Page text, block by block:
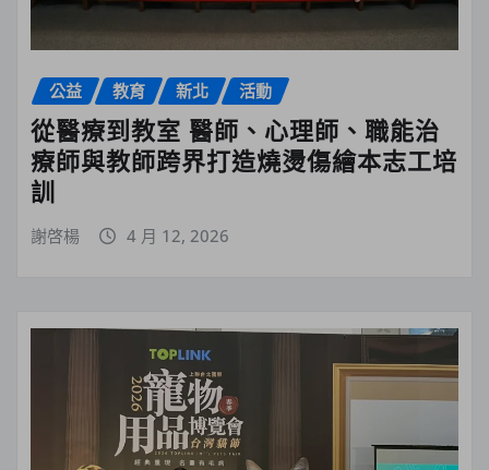
公益 教育 新北 活動
從醫療到教室 醫師、心理師、職能治
療師與教師跨界打造燒燙傷繪本志工培
訓
謝啓楊 4 月 12, 2026